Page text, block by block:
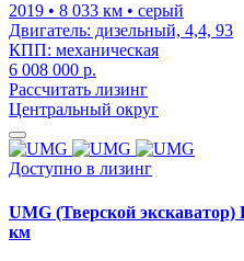
2019 • 8 033 км • серый
Двигатель: дизельный, 4,4, 93
КПП: механическая
6 008 000 р.
Рассчитать лизинг
Центральный округ
Доступно в лизинг
UMG (Тверской экскаватор)
км